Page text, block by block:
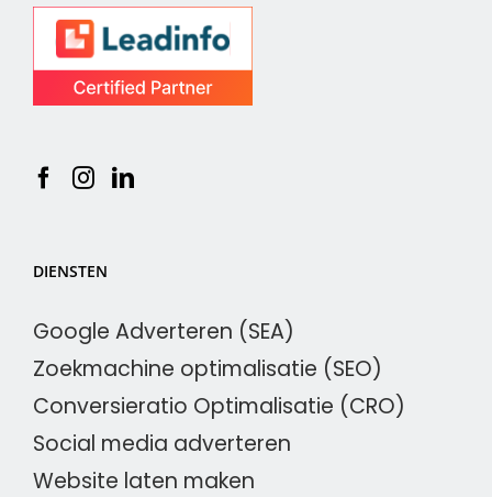
DIENSTEN
Google Adverteren (SEA)
Zoekmachine optimalisatie (SEO)
Conversieratio Optimalisatie (CRO)
Social media adverteren
Website laten maken